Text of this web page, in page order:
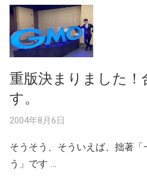
重版決まりました！
す。
2004年8月6日
そうそう、そういえば、拙著
う」です …